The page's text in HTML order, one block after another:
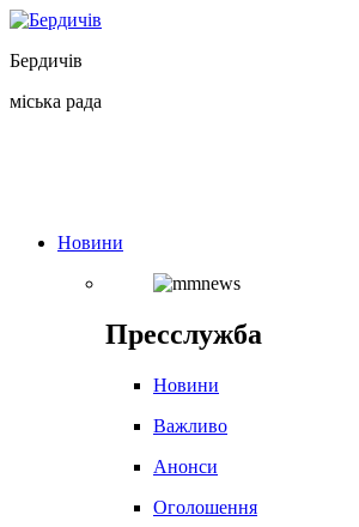
Перейти
вмісту
Бердичів
міська рада
Новини
Пресслужба
Новини
Важливо
Анонси
Оголошення